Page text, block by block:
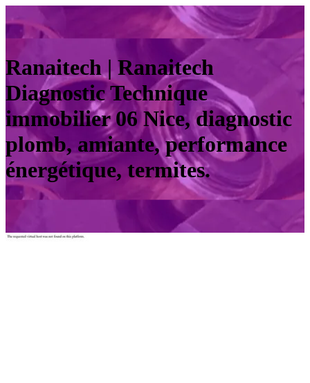
Ranaitech | Ranaitech
Diagnostic Technique
immobilier 06 Nice, diagnostic
plomb, amiante, performance
énergétique, termites.